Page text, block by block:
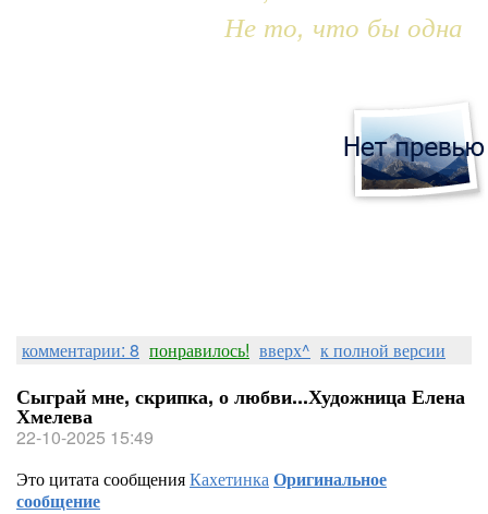
Не то, что бы одна
комментарии: 8 понравилось! вверх^ к полной версии
Сыграй мне, скрипка, о любви...Художница Елена
Хмелева
22-10-2025 15:49
Это цитата сообщенияКахетинкаОригинальное
сообщение